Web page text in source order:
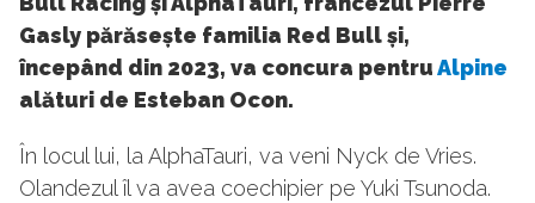
Gasly părăsește familia Red Bull și,
începând din 2023, va concura pentruAlpine
alături de Esteban Ocon.
În locul lui, la AlphaTauri, va veni Nyck de Vries.
Olandezul îl va avea coechipier pe Yuki Tsunoda.